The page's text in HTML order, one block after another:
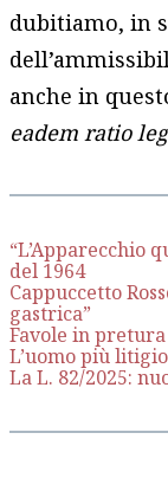
dubitiamo, in
anche in
eadem ratio
“L’Apparecchio
del 1964
Cappuccetto
gastrica”
Favole in pretura
L’uomo più
La L. 82/2025: